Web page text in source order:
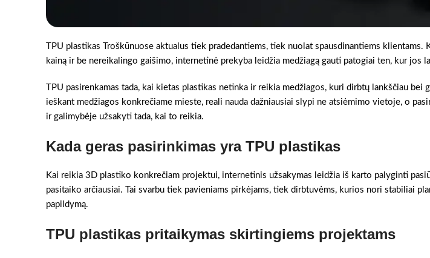
TPU plastikas Troškūnuose aktualus tiek pradedantiems, tiek nuolat spausdinantiems klientams.
kainą ir be nereikalingo gaišimo, internetinė prekyba leidžia medžiagą gauti patogiai ten, kur jos
TPU pasirenkamas tada, kai kietas plastikas netinka ir reikia medžiagos, kuri dirbtų lankščiau bei
ieškant medžiagos konkrečiame mieste, reali nauda dažniausiai slypi ne atsiėmimo vietoje, o
ir galimybėje užsakyti tada, kai to reikia.
Kada geras pasirinkimas yra TPU plastikas
Kai reikia 3D plastiko konkrečiam projektui, internetinis užsakymas leidžia iš karto palyginti
pasitaiko arčiausiai. Tai svarbu tiek pavieniams pirkėjams, tiek dirbtuvėms, kurios nori stabiliai
papildymą.
TPU plastikas pritaikymas skirtingiems projektams